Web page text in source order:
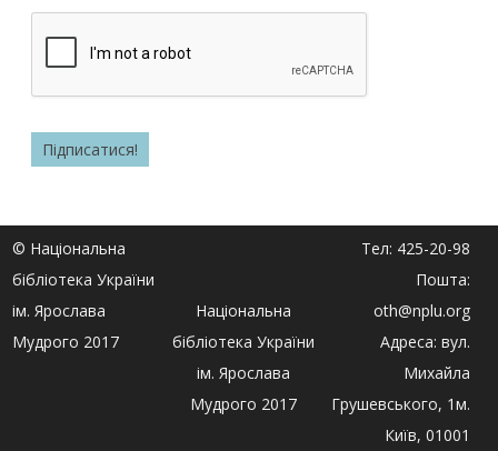
© Національна
бібліотека України
ім. Ярослава
Мудрого 2017
Національна
бібліотека України
ім. Ярослава
Мудрого 2017
Тел: 425-20-98
Пошта:
oth@nplu.org
Адреса: вул.
Михайла
Грушевського, 1м.
Київ, 01001